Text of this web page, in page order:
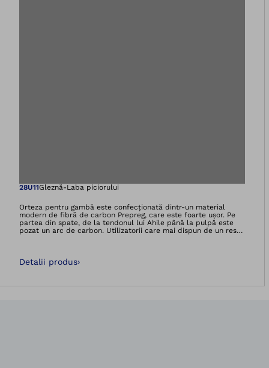
Deschidere
28U11Gleznă-Laba piciorului
Orteza pentru gambă este confecționată dintr-un material
modern de fibră de carbon Prepreg, care este foarte ușor. Pe
partea din spate, de la tendonul lui Ahile până la pulpă este
pozat un arc de carbon. Utilizatorii care mai dispun de un rest
încât mersul devine mai fluent. Pe lângă aceasta, se produce
Detalii produs›